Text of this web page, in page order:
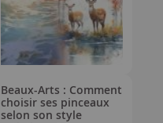
Beaux-Arts : Comment
choisir ses pinceaux
selon son style